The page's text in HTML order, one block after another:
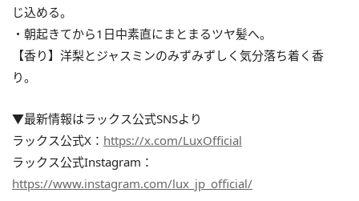
じ込める。
・朝起きてから1日中素直にまとまるツヤ髪へ。
【香り】洋梨とジャスミンのみずみずしく気分落ち着く香
り。
▼最新情報はラックス公式SNSより
ラックス公式X： https://x.com/LuxOfficial
ラックス公式Instagram：
https://www.instagram.com/lux_jp_official/